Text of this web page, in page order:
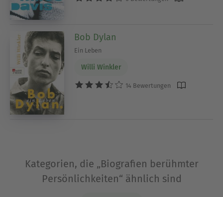
Bob Dylan
Ein Leben
Willi Winkler
14 Bewertungen
Kategorien, die „Biografien berühmter
Persönlichkeiten“ ähnlich sind